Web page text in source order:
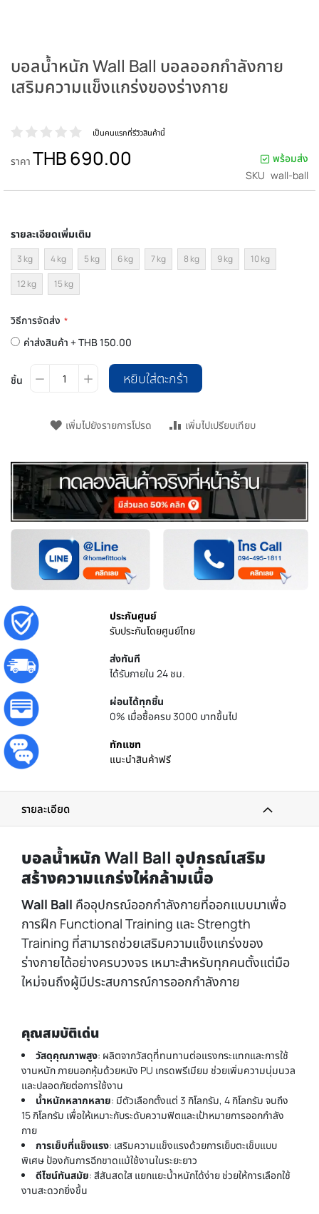
บอลน้ำหนัก Wall Ball บอลออกกำลังกาย
เสริมความแข็งแกร่งของร่างกาย
เป็นคนแรกที่รีวิวสินค้านี้
ราคา THB 690.00
พร้อมส่ง
SKU wall-ball
รายละเอียดเพิ่มเติม
3 kg 4 kg 5 kg 6 kg 7 kg 8 kg 9 kg 10 kg
12 kg 15 kg
วิธีการจัดส่ง
ค่าส่งสินค้า +THB 150.00
ชิ้น หยิบใส่ตะกร้า
เพิ่มไปยังรายการโปรด เพิ่มไปเปรียบเทียบ
ประกันศูนย์
รับประกันโดยศูนย์ไทย
ส่งทันที
ได้รับภายใน 24 ชม.
ผ่อนได้ทุกชิ้น
0% เมื่อซื้อครบ 3000 บาทขึ้นไป
ทักแชท
แนะนำสินค้าฟรี
รายละเอียด
บอลน้ำหนัก Wall Ball อุปกรณ์เสริม
สร้างความแกร่งให่กล้ามเนื้อ
Wall Ball คืออุปกรณ์ออกกำลังกายที่ออกแบบมาเพื่อ
การฝึก Functional Training และ Strength
Training ที่สามารถช่วยเสริมความแข็งแกร่งของ
ร่างกายได้อย่างครบวงจร เหมาะสำหรับทุกคนตั้งแต่มือ
ใหม่จนถึงผู้มีประสบการณ์การออกกำลังกาย
คุณสมบัติเด่น
วัสดุคุณภาพสูง: ผลิตจากวัสดุที่ทนทานต่อแรงกระแทกและการใช้
งานหนัก ภายนอกหุ้มด้วยหนัง PU เกรดพรีเมียม ช่วยเพิ่มความนุ่มนวล
และปลอดภัยต่อการใช้งาน
น้ำหนักหลากหลาย: มีตัวเลือกตั้งแต่ 3 กิโลกรัม, 4 กิโลกรัม จนถึง
15 กิโลกรัม เพื่อให้เหมาะกับระดับความฟิตและเป้าหมายการออกกำลัง
กาย
การเย็บที่แข็งแรง: เสริมความแข็งแรงด้วยการเย็บตะเข็บแบบ
พิเศษ ป้องกันการฉีกขาดแม้ใช้งานในระยะยาว
ดีไซน์ทันสมัย: สีสันสดใส แยกแยะน้ำหนักได้ง่าย ช่วยให้การเลือกใช้
งานสะดวกยิ่งขึ้น